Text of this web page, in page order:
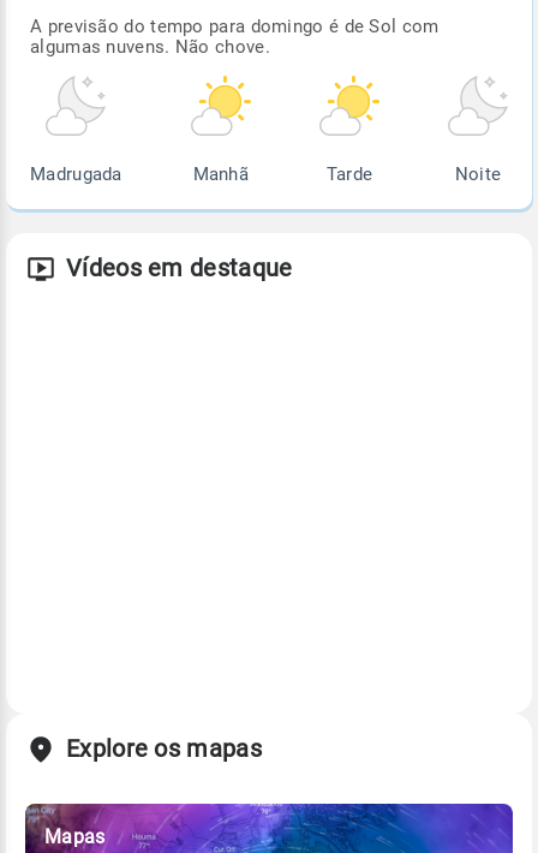
A previsão do tempo para domingo é de Sol com
algumas nuvens. Não chove.
Madrugada Manhã Tarde Noite
Vídeos em destaque
Explore os mapas
Mapas